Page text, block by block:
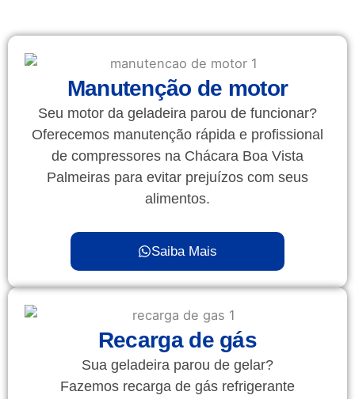
Manutenção de motor
Seu motor da geladeira parou de funcionar?
Oferecemos manutenção rápida e profissional
de compressores na Chácara Boa Vista
Palmeiras para evitar prejuízos com seus
alimentos.
Saiba Mais
Recarga de gás
Sua geladeira parou de gelar?
Fazemos recarga de gás refrigerante